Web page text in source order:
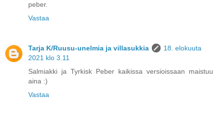
peber.
Vastaa
Tarja K/Ruusu-unelmia ja villasukkia
18. elokuuta
2021 klo 3.11
Salmiakki ja Tyrkisk Peber kaikissa versioissaan maistuu
aina :)
Vastaa